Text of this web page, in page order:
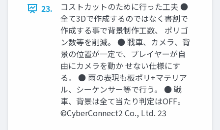
23.
コストカットのために行った工夫 ●
全て3Dで作成するのではなく書割で
作成する事で背景制作工数、 ポリゴ
ン数等を削減。 ● 戦車、カメラ、背
景の位置が一定で、プレイヤーが自
由にカメラを動か せない仕様にす
る。 ● 雨の表現も板ポリ+マテリア
ル、シーケンサー等で行う。 ● 戦
車、背景は全て当たり判定はOFF。
©CyberConnect2 Co., Ltd. 23